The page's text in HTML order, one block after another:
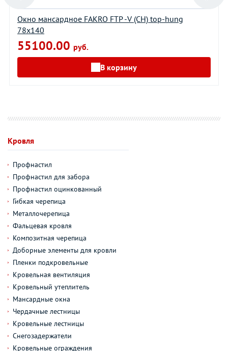
Окно мансардное FAKRO FTP -V (CH) top-hung
78х140
55100.00 руб.
В корзину
Кровля
Профнастил
Профнастил для забора
Профнастил оцинкованный
Гибкая черепица
Металлочерепица
Фальцевая кровля
Композитная черепица
Доборные элементы для кровли
Пленки подкровельные
Кровельная вентиляция
Кровельный утеплитель
Мансардные окна
Чердачные лестницы
Кровельные лестницы
Снегозадержатели
Кровельные ограждения